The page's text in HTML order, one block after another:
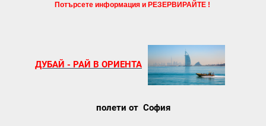
Потърсете информация и РЕЗЕРВИРАЙТЕ !
ДУБАЙ - РАЙ В ОРИЕНТА
полети от София